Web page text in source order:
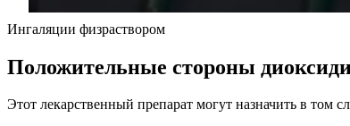
Ингаляции физраствором
Положительные стороны
Этот лекарственный препарат могут назначить в том